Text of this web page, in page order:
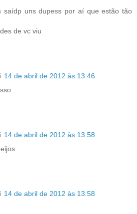
saídp uns dupess por aí que estão tão
de vc viu
14 de abril de 2012 às 13:46
...
14 de abril de 2012 às 13:58
14 de abril de 2012 às 13:58